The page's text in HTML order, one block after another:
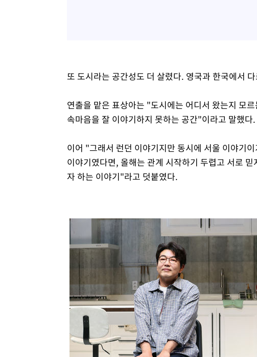
또 도시라는 공간성도 더 살렸다. 영국과 한국에서
연출을 맡은 표상아는 "도시에는 어디서 왔는지 모
속마음을 잘 이야기하지 못하는 공간"이라고 말했다.
이어 "그래서 런던 이야기지만 동시에 서울 이야기
이야기였다면, 올해는 관계 시작하기 두렵고 서로
자 하는 이야기"라고 덧붙였다.